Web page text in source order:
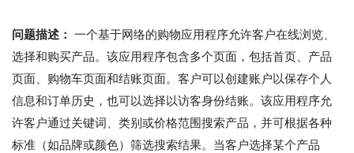
问题描述： 一个基于网络的购物应用程序允许客户在线浏览、
选择和购买产品。该应用程序包含多个页面，包括首页、产品
页面、购物车页面和结账页面。客户可以创建账户以保存个人
信息和订单历史，也可以选择以访客身份结账。该应用程序允
许客户通过关键词、类别或价格范围搜索产品，并可根据各种
标准（如品牌或颜色）筛选搜索结果。当客户选择某个产品